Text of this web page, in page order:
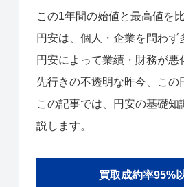
この1年間の始値と最高値を
円安は、個人・企業を問わず
円安によって業績・財務が悪
先行きの不透明な昨今、この
この記事では、円安の基礎
説します。
買取成約率95%